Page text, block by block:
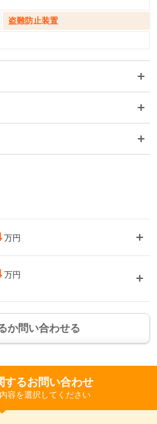
盗難防止装置
万円
万円
か問い合わせる
するお問い合わせ
容を選択してください